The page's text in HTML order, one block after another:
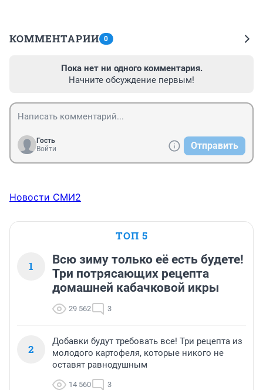
КОММЕНТАРИИ 0
Пока нет ни одного комментария.
Начните обсуждение первым!
Гость
Войти
Отправить
Новости СМИ2
ТОП 5
1
Всю зиму только её есть будете!
Три потрясающих рецепта
домашней кабачковой икры
29 562 3
2
Добавки будут требовать все! Три рецепта из
молодого картофеля, которые никого не
оставят равнодушным
14 560 3